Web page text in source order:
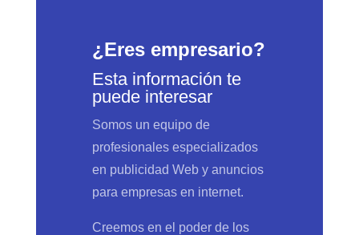
¿Eres empresario?
Esta información te
puede interesar
Somos un equipo de
profesionales especializados
en publicidad Web y anuncios
para empresas en internet.
Creemos en el poder de los